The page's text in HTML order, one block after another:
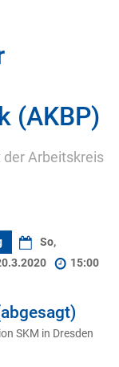
(AKBP)
Arbeitskreis
So,
15:00
SKM in Dresden